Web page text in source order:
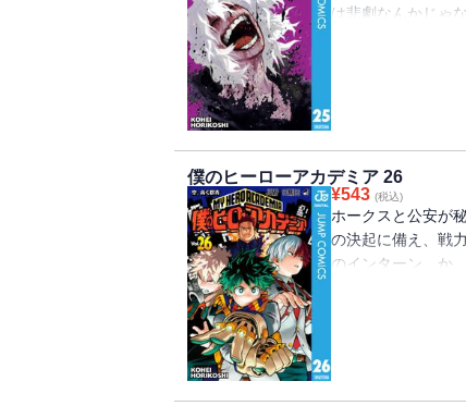
は悲劇なんかじゃ
らない…全部ぶっ
僕のヒーローアカデミア 26
¥543 (税込)
ホークスと公安が
の決起に備え、戦
のインターン…か
デヴァー）がお前